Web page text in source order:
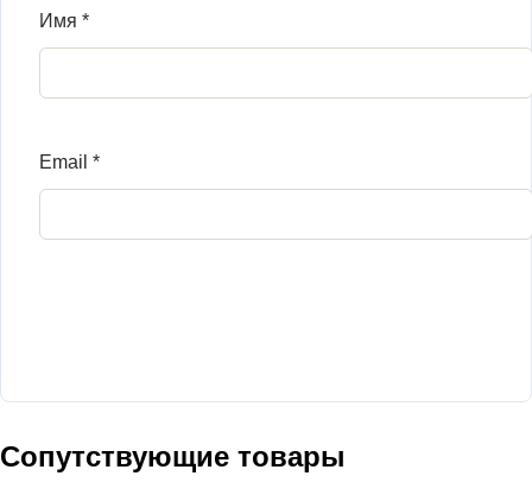
Имя *
Email *
Сопутствующие товары